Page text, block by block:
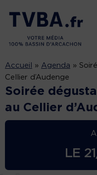
Accueil » Agenda »
Cellier d’Audenge
Soirée
au Cellier
LE